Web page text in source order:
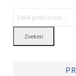
Zoeken